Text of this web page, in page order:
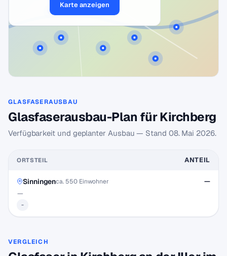
Karte anzeigen
GLASFASERAUSBAU
Glasfaserausbau-Plan für Kirchberg
Verfügbarkeit und geplanter Ausbau — Stand 08. Mai 2026.
ORTSTEIL ANTEIL
Sinningenca. 550 Einwohner
-
—
—
VERGLEICH